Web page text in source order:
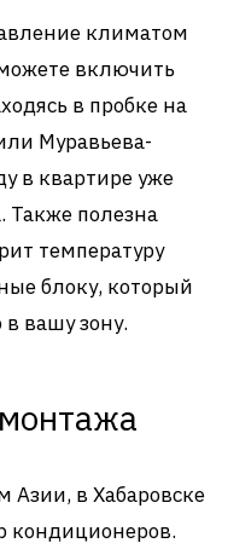
климатом
включить
в пробке на
Муравьева-
в квартире уже
Также полезна
температуру
блоку, который
вашу зону.
Азии, в Хабаровске
кондиционеров.